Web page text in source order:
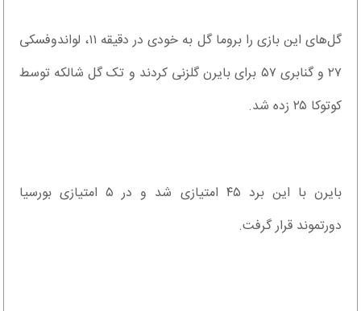
گل‌های این بازی را بروما گل به خودی در دقیقه ۱۱، لواندوفسکی
۲۷ و گنابری ۵۷ برای بایرن گلزنی کردند و تک گل شالکه توسط
کوتوکا ۲۵ زده شد.
بایرن با این برد ۴۵ امتیازی شد و در ۵ امتیازی بورسیا
دورتموند قرار گرفت.